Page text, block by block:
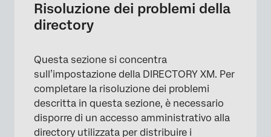
Risoluzione dei problemi della
directory
Questa sezione si concentra
sull’impostazione della DIRECTORY XM. Per
completare la risoluzione dei problemi
descritta in questa sezione, è necessario
disporre di un accesso amministrativo alla
directory utilizzata per distribuire i